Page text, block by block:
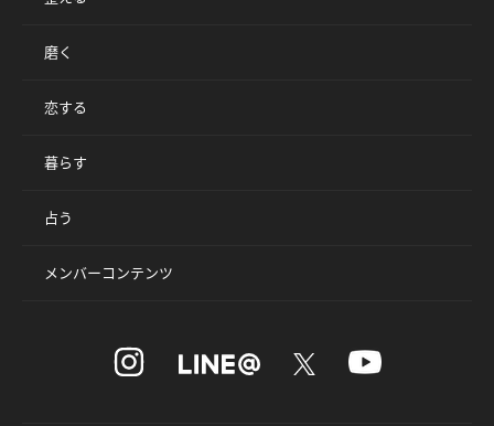
磨く
恋する
暮らす
占う
メンバーコンテンツ